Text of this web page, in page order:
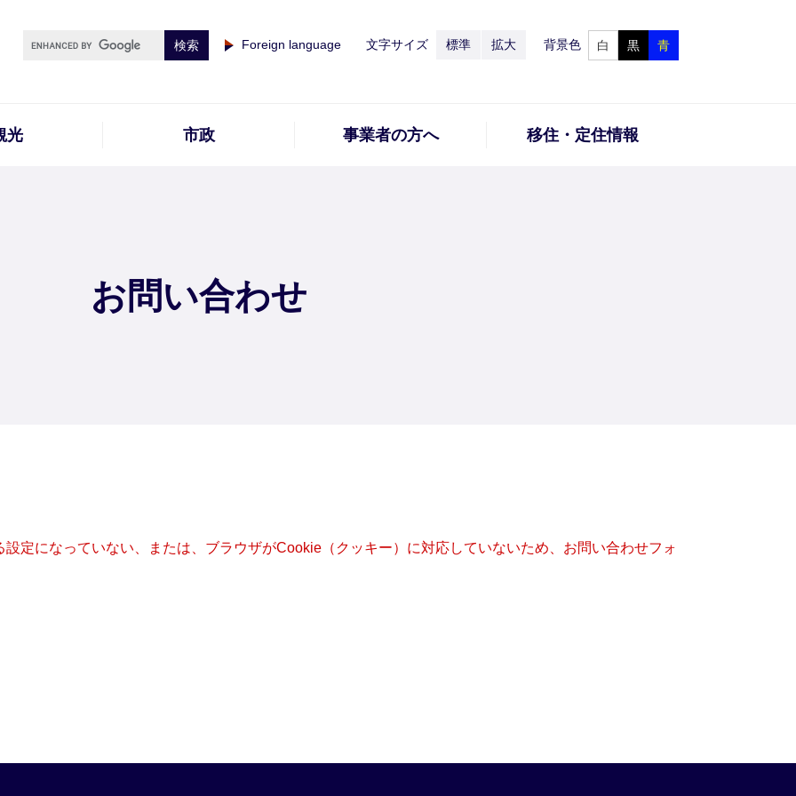
Foreign language 文字サイズ 標準 拡大 背景色 白 黒 青
光 市政 事業者の方へ 移住・定住情報
お問い合わせ
定になっていない、または、ブラウザがCookie（クッキー）に対応していないため、お問い合わせフォ